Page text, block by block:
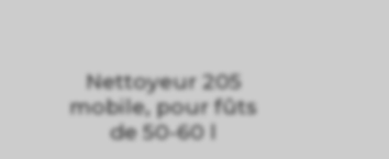
Nettoyeur 205
mobile, pour fûts
de 50-60 l